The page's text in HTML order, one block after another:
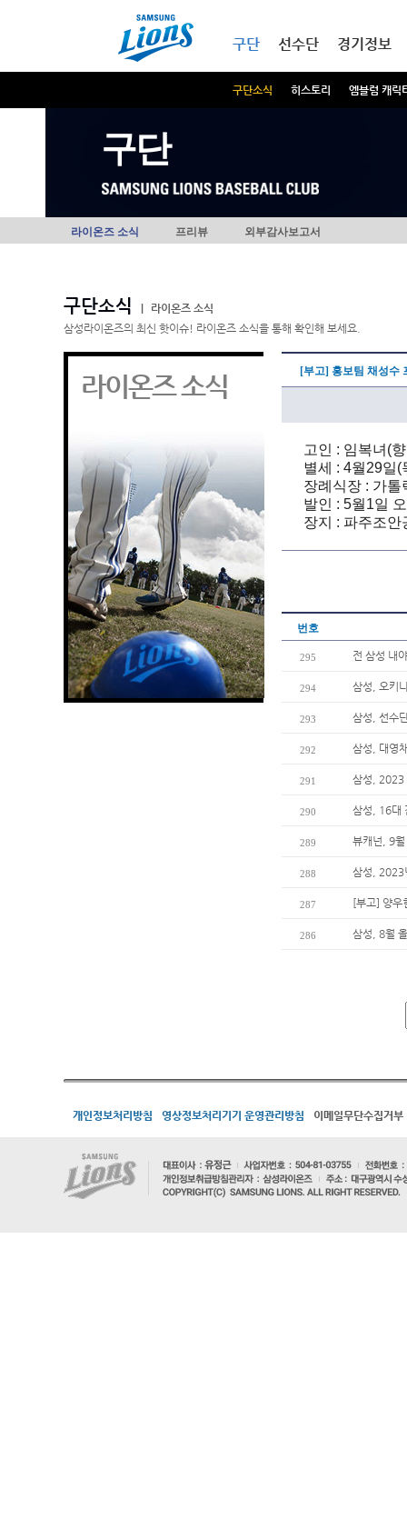
구단
구단소식 히스토리 엠블럼 캐릭
선수단 경기정보
구단
라이온즈 소식 프리뷰 외부감사보고서
구단소식
라이온즈 소식
삼성라이온즈의 최신 핫이슈! 라이온즈 소식을 통해 확인해 보세요.
라이온즈 소식 [부고] 홍보팀 채성수
고인 : 임복녀(
별세 : 4월29일(
장례식장 : 가
발인 : 5월1일
장지 : 파주조안
번호
295 전 삼성 내
294 삼성, 오키
293 삼성, 선수
292 삼성, 대영
291 삼성, 2023
290 삼성, 16대
289 뷰캐넌, 9
288 삼성, 2023
287 [부고] 양우
286 삼성, 8월
개인정보처리방침 영상정보처리기기 운영관리방침 이메일무단수집거부